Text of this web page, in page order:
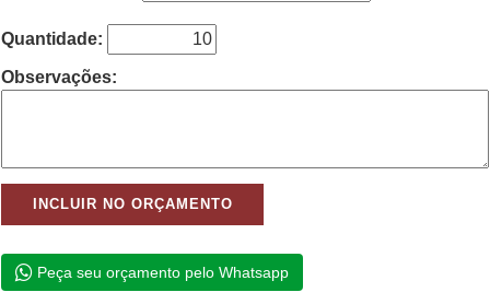
Quantidade:
Observações:
Peça seu orçamento pelo Whatsapp